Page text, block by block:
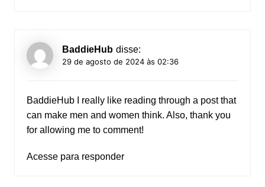
BaddieHub disse:
29 de agosto de 2024 às 02:36
BaddieHubI really like reading through a post that
can make men and women think. Also, thank you
for allowing me to comment!
Acesse para responder